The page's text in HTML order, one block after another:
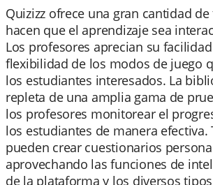
Quizizz ofrece una gran cantidad
hacen que el aprendizaje sea
Los profesores aprecian su
flexibilidad de los modos de juego
los estudiantes interesados. La
repleta de una amplia gama de
los profesores monitorear el
los estudiantes de manera efectiva.
pueden crear cuestionarios
aprovechando las funciones de
de la plataforma y los diversos